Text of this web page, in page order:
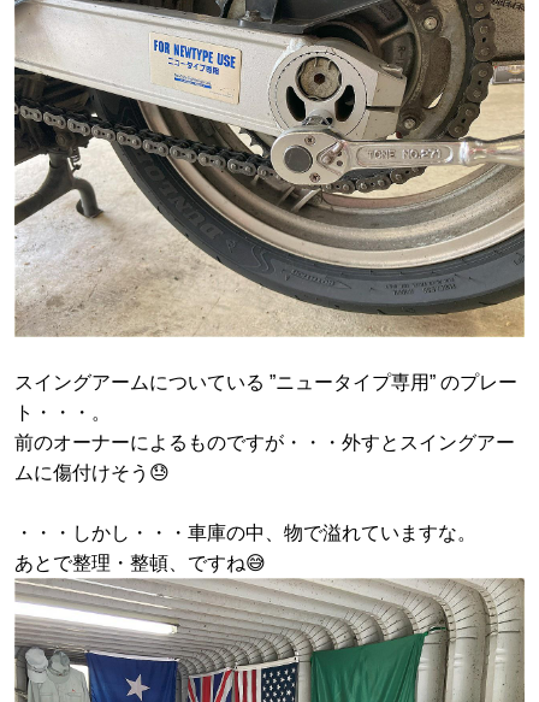
スイングアームについている ”ニュータイプ専用” のプレー
ト・・・。
前のオーナーによるものですが・・・外すとスイングアー
ムに傷付けそう😓
・・・しかし・・・車庫の中、物で溢れていますな。
あとで整理・整頓、ですね😅